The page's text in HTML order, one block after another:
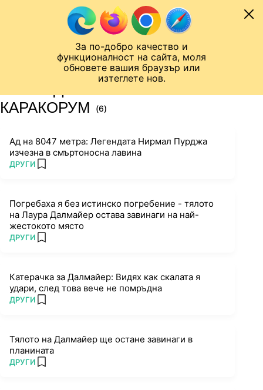
За по-добро качество и
функционалност на сайта, моля
обновете вашия браузър или
изтеглете нов.
Към съдържанието
Лига на Конференциите
КАРАКОРУМ
(6)
Ад на 8047 метра: Легендата Нирмал Пурджа
изчезна в смъртоносна лавина
ПОВЕЧЕ ОТ
ДРУГИ add favorites
Погребаха я без истинско погребение - тялото
на Лаура Далмайер остава завинаги на най-
жестокото място
ПОВЕЧЕ ОТ
ДРУГИ add favorites
Катерачка за Далмайер: Видях как скалата я
удари, след това вече не помръдна
ПОВЕЧЕ ОТ
ДРУГИ add favorites
Тялото на Далмайер ще остане завинаги в
планината
ПОВЕЧЕ ОТ
ДРУГИ add favorites